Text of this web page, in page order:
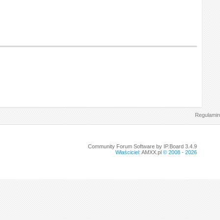
Regulamin
Community Forum Software by IP.Board 3.4.9
Właściciel: AMXX.pl© 2008 - 2026